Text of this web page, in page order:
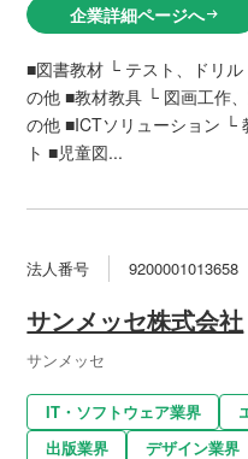
企業詳細ページへarrow_right_alt
■図書教材 └ テスト、ドリ
の他 ■教材教具 └ 図画工作
の他 ■ICTソリューション └
ト ■児童図...
法人番号 9200001013658
サンメッセ株式会社
サンメッセ
IT・ソフトウェア業界
出版業界
デザイン業界